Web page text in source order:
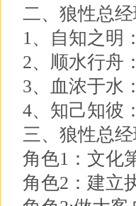
二、狼性总
1、自知之明
2、顺水行舟
3、血浓于水
4、知己知彼
三、狼性总
角色1：文化
角色2：建立